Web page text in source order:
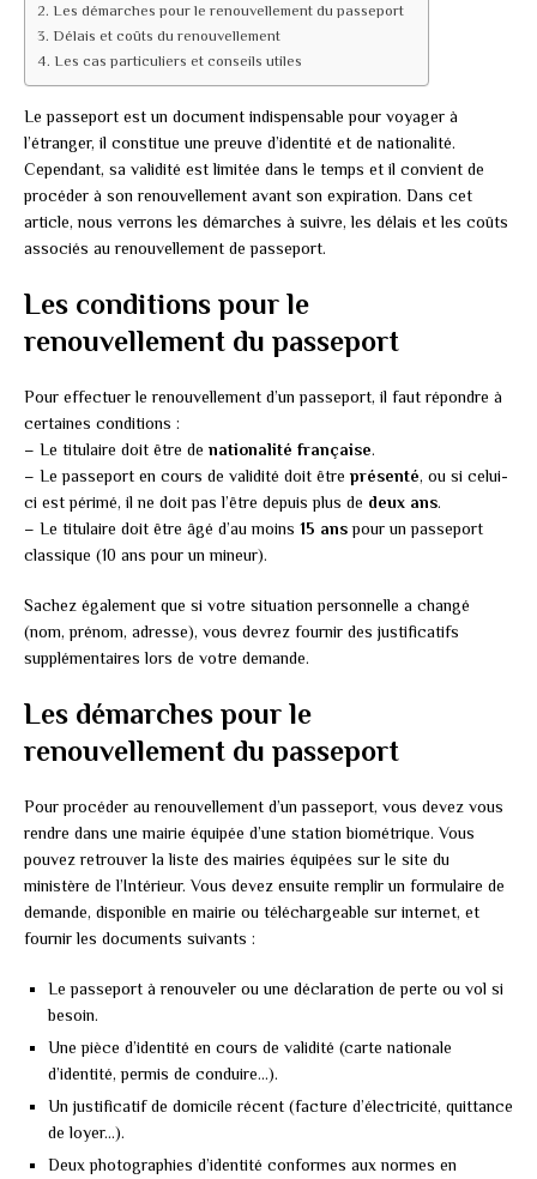
Les démarches pour le renouvellement du passeport
Délais et coûts du renouvellement
Les cas particuliers et conseils utiles
Le passeport est un document indispensable pour voyager à
l’étranger, il constitue une preuve d’identité et de nationalité.
Cependant, sa validité est limitée dans le temps et il convient de
procéder à son renouvellement avant son expiration. Dans cet
article, nous verrons les démarches à suivre, les délais et les coûts
associés au renouvellement de passeport.
Les conditions pour le
renouvellement du passeport
Pour effectuer le renouvellement d’un passeport, il faut répondre à
certaines conditions :
– Le titulaire doit être de nationalité française.
– Le passeport en cours de validité doit être présenté, ou si celui-
ci est périmé, il ne doit pas l’être depuis plus de deux ans.
– Le titulaire doit être âgé d’au moins 15 anspour un passeport
classique (10 ans pour un mineur).
Sachez également que si votre situation personnelle a changé
(nom, prénom, adresse), vous devrez fournir des justificatifs
supplémentaires lors de votre demande.
Les démarches pour le
renouvellement du passeport
Pour procéder au renouvellement d’un passeport, vous devez vous
rendre dans une mairie équipée d’une station biométrique. Vous
pouvez retrouver la liste des mairies équipées sur le site du
ministère de l’Intérieur. Vous devez ensuite remplir un formulaire de
demande, disponible en mairie ou téléchargeable sur internet, et
fournir les documents suivants :
Le passeport à renouveler ou une déclaration de perte ou vol si
besoin.
Une pièce d’identité en cours de validité (carte nationale
d’identité, permis de conduire…).
Un justificatif de domicile récent (facture d’électricité, quittance
de loyer…).
Deux photographies d’identité conformes aux normes en